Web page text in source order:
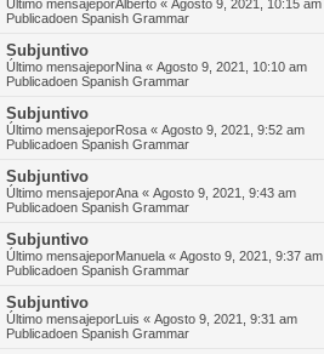
Último mensajeporAlberto « Agosto 9, 2021, 10:15 am
Publicadoen Spanish Grammar
Subjuntivo
Último mensajeporNina « Agosto 9, 2021, 10:10 am
Publicadoen Spanish Grammar
Subjuntivo
Último mensajeporRosa « Agosto 9, 2021, 9:52 am
Publicadoen Spanish Grammar
Subjuntivo
Último mensajeporAna « Agosto 9, 2021, 9:43 am
Publicadoen Spanish Grammar
Subjuntivo
Último mensajeporManuela « Agosto 9, 2021, 9:37 am
Publicadoen Spanish Grammar
Subjuntivo
Último mensajeporLuis « Agosto 9, 2021, 9:31 am
Publicadoen Spanish Grammar